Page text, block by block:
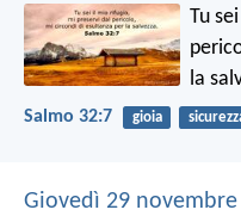
Tu
la
Salmo 32:7 gioia
Giovedì 29 novembre